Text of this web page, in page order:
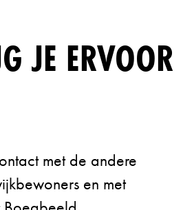
JE ERVOOR
met de andere
en met